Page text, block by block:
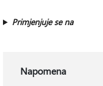
Primjenjuje se na
Napomena